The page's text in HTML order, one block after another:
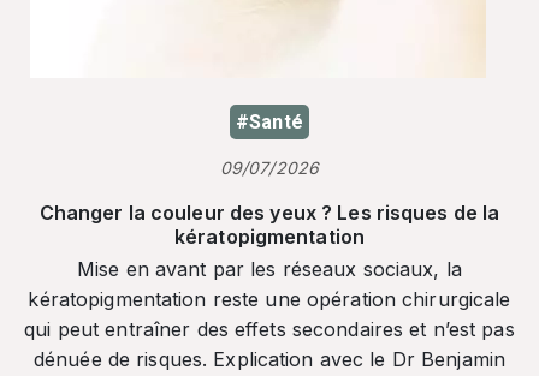
#Santé
09/07/2026
Changer la couleur des yeux ? Les risques de la
kératopigmentation
Mise en avant par les réseaux sociaux, la
kératopigmentation reste une opération chirurgicale
qui peut entraîner des effets secondaires et n’est pas
dénuée de risques. Explication avec le Dr Benjamin